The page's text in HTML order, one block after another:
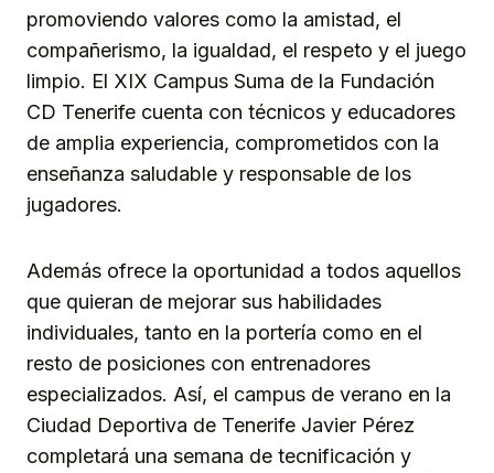
promoviendo valores como la amistad, el
compañerismo, la igualdad, el respeto y el juego
limpio. El XIX Campus Suma de la Fundación
CD Tenerife cuenta con técnicos y educadores
de amplia experiencia, comprometidos con la
enseñanza saludable y responsable de los
jugadores.
Además ofrece la oportunidad a todos aquellos
que quieran de mejorar sus habilidades
individuales, tanto en la portería como en el
resto de posiciones con entrenadores
especializados. Así, el campus de verano en la
Ciudad Deportiva de Tenerife Javier Pérez
completará una semana de tecnificación y